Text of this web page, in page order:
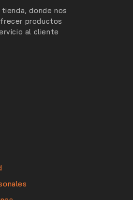
donde nos
productos
al cliente